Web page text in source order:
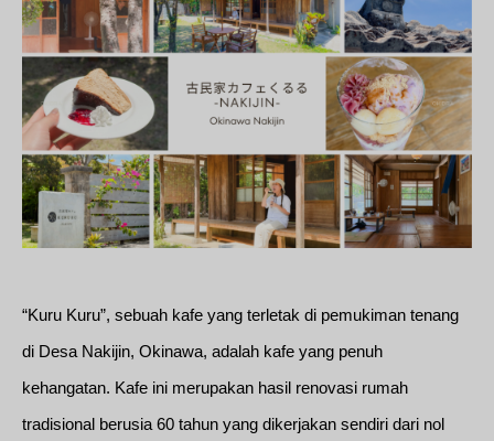
“Kuru Kuru”, sebuah kafe yang terletak di pemukiman tenang
di Desa Nakijin, Okinawa, adalah kafe yang penuh
kehangatan. Kafe ini merupakan hasil renovasi rumah
tradisional berusia 60 tahun yang dikerjakan sendiri dari nol